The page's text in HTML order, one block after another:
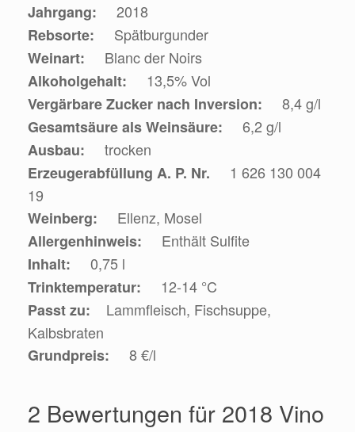
Jahrgang:
2018
Rebsorte:
Spätburgunder
Weinart:
Blanc der Noirs
Alkoholgehalt: 13,5% Vol
Vergärbare Zucker nach Inversion: 8,4 g/l
Gesamtsäure als Weinsäure: 6,2 g/l
Ausbau: trocken
Erzeugerabfüllung A. P. Nr. 1 626 130 004
19
Weinberg: Ellenz, Mosel
Allergenhinweis: Enthält Sulfite
Inhalt: 0,75 l
Trinktemperatur: 12-14 °C
Passt zu:
Lammfleisch, Fischsuppe,
Kalbsbraten
Grundpreis: 8 €/l
2 Bewertungen für 2018 Vino